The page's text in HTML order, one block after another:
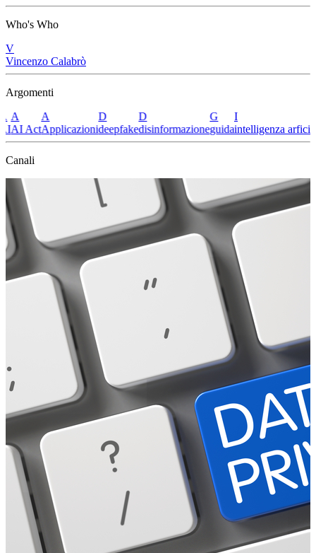
Who's Who
V
Vincenzo Calabrò
Argomenti
A
AI Act
A
Applicazioni
D
deepfake
D
disinformazione
G
guidaintelligenza
Canali